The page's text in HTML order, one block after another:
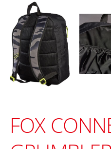
FOX